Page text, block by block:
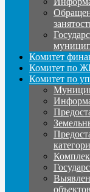
Комитет
Комитет по
Комитет по